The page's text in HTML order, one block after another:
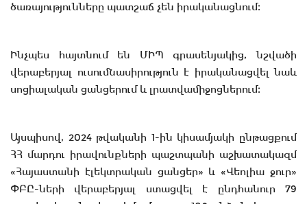
ծառայությունները պատշաճ չեն իրականացնում։
Ինչպես հայտնում են ՄԻՊ գրասենյակից, նշվածի
վերաբերյալ ուսումնասիրություն է իրականացվել նաև
սոցիալական ցանցերում և լրատվամիջոցներում։
Այսպիսով, 2024 թվականի 1-ին կիսամյակի ընթացքում
ՀՀ մարդու իրավունքների պաշտպանի աշխատակազմ
«Հայաստանի էլեկտրական ցանցեր» և «Վեոլիա ջուր»
ՓԲԸ-ների վերաբերյալ ստացվել է ընդհանուր 79